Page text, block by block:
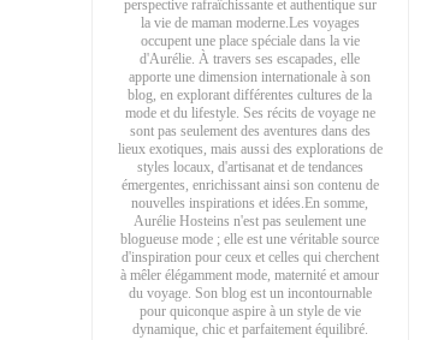
perspective rafraîchissante et authentique sur
la vie de maman moderne.Les voyages
occupent une place spéciale dans la vie
d'Aurélie. À travers ses escapades, elle
apporte une dimension internationale à son
blog, en explorant différentes cultures de la
mode et du lifestyle. Ses récits de voyage ne
sont pas seulement des aventures dans des
lieux exotiques, mais aussi des explorations de
styles locaux, d'artisanat et de tendances
émergentes, enrichissant ainsi son contenu de
nouvelles inspirations et idées.En somme,
Aurélie Hosteins n'est pas seulement une
blogueuse mode ; elle est une véritable source
d'inspiration pour ceux et celles qui cherchent
à mêler élégamment mode, maternité et amour
du voyage. Son blog est un incontournable
pour quiconque aspire à un style de vie
dynamique, chic et parfaitement équilibré.